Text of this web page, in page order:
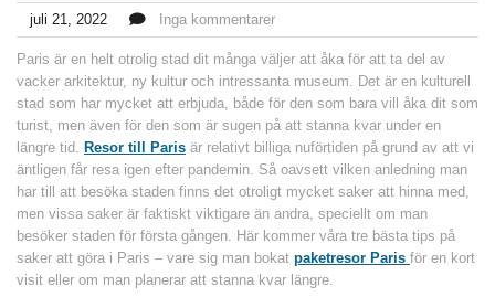
juli 21, 2022 Inga kommentarer
Paris är en helt otrolig stad dit många väljer att åka för att ta del av
vacker arkitektur, ny kultur och intressanta museum. Det är en kulturell
stad som har mycket att erbjuda, både för den som bara vill åka dit som
turist, men även för den som är sugen på att stanna kvar under en
längre tid. Resor till Paris är relativt billiga nuförtiden på grund av att vi
äntligen får resa igen efter pandemin. Så oavsett vilken anledning man
har till att besöka staden finns det otroligt mycket saker att hinna med,
men vissa saker är faktiskt viktigare än andra, speciellt om man
besöker staden för första gången. Här kommer våra tre bästa tips på
saker att göra i Paris – vare sig man bokat paketresor Paris för en kort
visit eller om man planerar att stanna kvar längre.